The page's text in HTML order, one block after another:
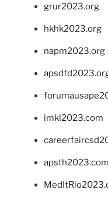
grur2023.org
hkhk2023.org
napm2023.org
imkl2023.com
apsth2023.com